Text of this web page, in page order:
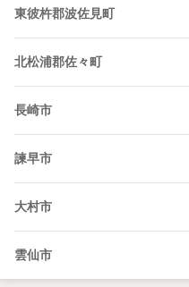
東彼杵郡波佐見町
北松浦郡佐々町
長崎市
諫早市
大村市
雲仙市